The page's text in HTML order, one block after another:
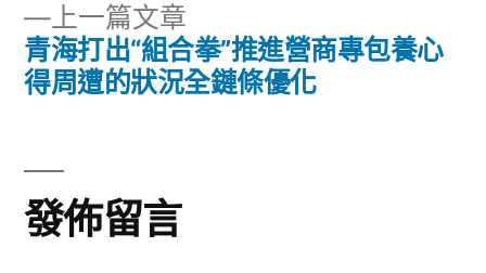
導
覽
上一篇文章
一
篇
青海打出“組合拳”推進營商專包養心
得周遭的狀況全鏈條優化
發佈留言